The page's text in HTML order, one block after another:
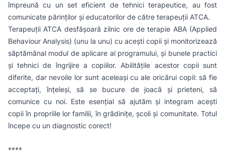
împreună cu un set eficient de tehnici terapeutice, au fost
comunicate părinților și educatorilor de către terapeuții ATCA.
Terapeuții ATCA desfășoară zilnic ore de terapie ABA (Applied
Behaviour Analysis) (unu la unu) cu acești copii și monitorizează
săptămânal modul de aplicare al programului, și bunele practici
și tehnici de îngrijire a copiilor. Abilitățile acestor copii sunt
diferite, dar nevoile lor sunt aceleași cu ale oricărui copil: să fie
acceptați, înțeleși, să se bucure de joacă și prieteni, să
comunice cu noi. Este esențial să ajutăm și integram acești
copii în propriile lor familii, în grădinițe, școli și comunitate. Totul
începe cu un diagnostic corect!
****